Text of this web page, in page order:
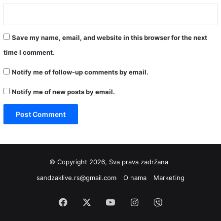
Save my name, email, and website in this browser for the next
time I comment.
Notify me of follow-up comments by email.
Notify me of new posts by email.
© Copyright 2026, Sva prava zadržana
sandzaklive.rs@gmail.com
O nama Marketing
Facebook YouTubeInstagram
Viber